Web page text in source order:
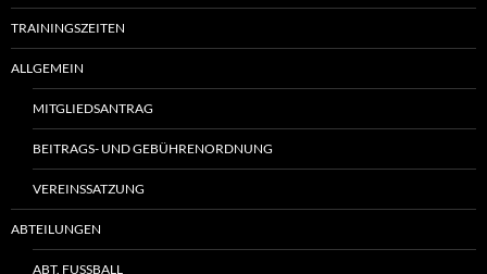
TRAININGSZEITEN
ALLGEMEIN
MITGLIEDSANTRAG
BEITRAGS- UND GEBÜHRENORDNUNG
VEREINSSATZUNG
ABTEILUNGEN
ABT. FUSSBALL